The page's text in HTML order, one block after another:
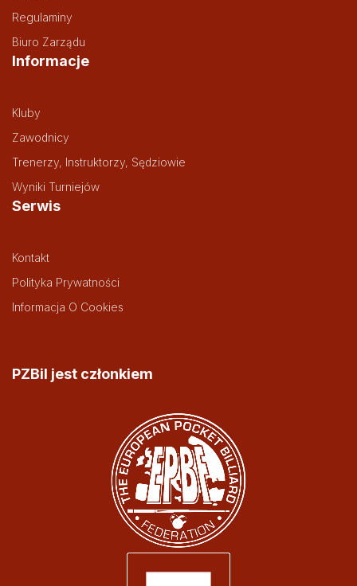
Regulaminy
Biuro Zarządu
Informacje
Kluby
Zawodnicy
Trenerzy, Instruktorzy, Sędziowie
Wyniki Turniejów
Serwis
Kontakt
Polityka Prywatności
Informacja O Cookies
PZBil jest członkiem